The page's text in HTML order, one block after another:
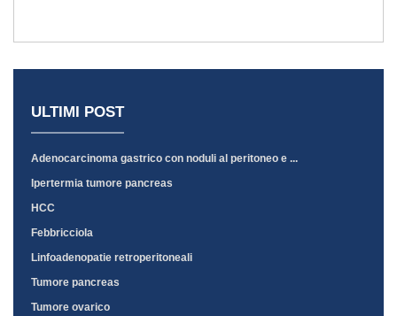
ULTIMI POST
Adenocarcinoma gastrico con noduli al peritoneo e ...
Ipertermia tumore pancreas
HCC
Febbricciola
Linfoadenopatie retroperitoneali
Tumore pancreas
Tumore ovarico